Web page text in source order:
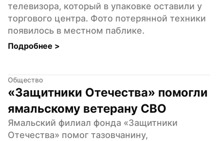
телевизора, который в упаковке оставили у
торгового центра. Фото потерянной техники
появилось в местном паблике.
Подробнее >
Общество
«Защитники Отечества» помогли
ямальскому ветерану СВО
Ямальский филиал фонда «Защитники
Отечества» помог тазовчанину,